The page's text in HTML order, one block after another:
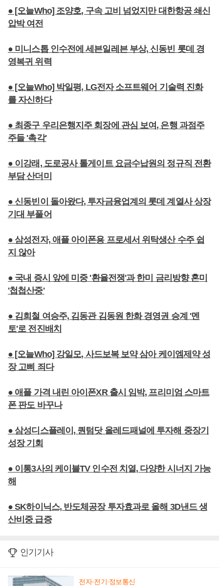
● [오늘Who] 조양호, 구속 고비 넘었지만 대한항공 쇄신
압박 여전
● 미니스톱 인수전에 세븐일레븐 부상, 신동빈 롯데 경
영복귀 위력
● [오늘Who] 박일평, LG전자 소프트웨어 기술력 진화
를 자신하다
● 최종구 우리은행지주 회장에 관심 보여, 은행 과점주
주들 '촉각'
● 이강래, 도로공사 톨게이트 요금수납원의 정규직 전환
부담 산더미
● 신동빈이 돌아왔다, 투자금융업계의 롯데 계열사 상장
기대 부풀어
● 삼성전자, 애플 아이폰용 프로세서 위탁생산 수주 쉽
지 않아
● 국내 증시 앞에 미중 '환율전쟁'과 한미 금리방향 혼미
'첩첩산중'
● 김희철 여승주, 김동관 김동원 한화 경영권 승계 '멘
토'로 전진배치
● [오늘Who] 강일모, 사드보복 보약 삼아 케이엠제약 성
장 고삐 죄다
● 애플 가격 내린 아이폰XR 출시 임박, 프리미엄 스마트
폰 판도 바꾸나
● 삼성디스플레이, 퀀텀닷 올레드패널에 투자해 중장기
성장 기회
● 이통3사의 케이블TV 인수전 치열, 다양한 시너지 가능
해
● SK하이닉스, 반도체공장 투자효과로 올해 3D낸드 생
산비중 급증
인기기사
전자·전기·정보통신